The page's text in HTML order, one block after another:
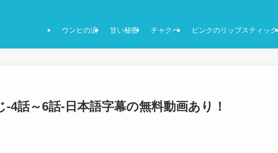
ウンヒの涙 甘い秘密 チャクペ ピンクのリップスティック
4話～6話-日本語字幕の無料動画あり！